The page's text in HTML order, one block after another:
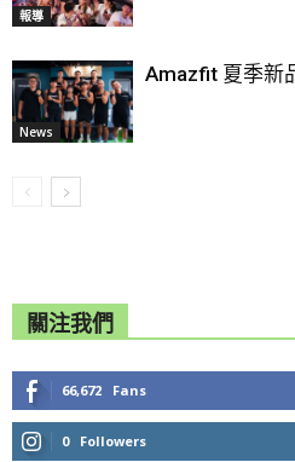
報導
News
Amazfit 夏季新
關注我們
66,672 Fans
0 Followers